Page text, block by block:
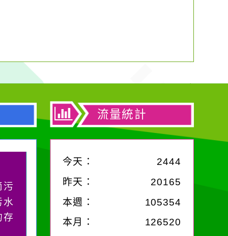
，
特
的
流量統計
今天：
2444
昨天：
20165
本週： 105354
本月：
126520